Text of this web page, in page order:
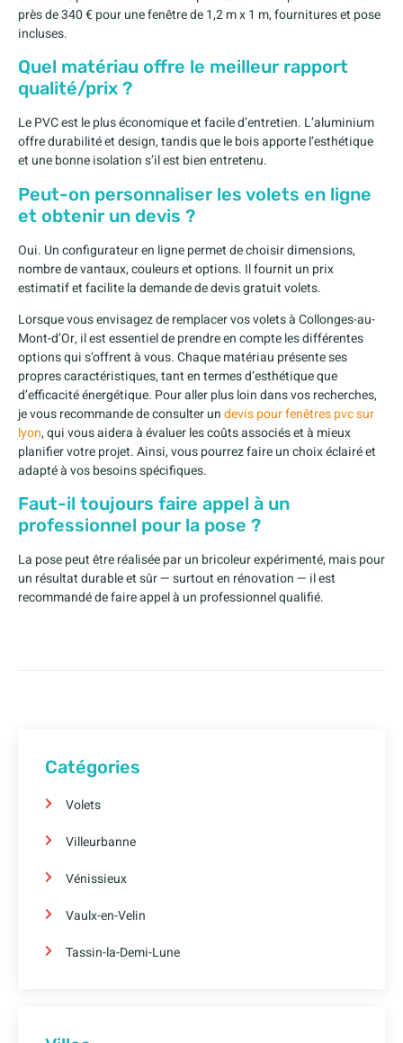
près de 340 € pour une fenêtre de 1,2 m x 1 m, fournitures et pose
incluses.
Quel matériau offre le meilleur rapport
qualité/prix ?
Le PVC est le plus économique et facile d’entretien. L’aluminium
offre durabilité et design, tandis que le bois apporte l’esthétique
et une bonne isolation s’il est bien entretenu.
Peut-on personnaliser les volets en ligne
et obtenir un devis ?
Oui. Un configurateur en ligne permet de choisir dimensions,
nombre de vantaux, couleurs et options. Il fournit un prix
estimatif et facilite la demande de devis gratuit volets.
Lorsque vous envisagez de remplacer vos volets à Collonges-au-
Mont-d’Or, il est essentiel de prendre en compte les différentes
options qui s’offrent à vous. Chaque matériau présente ses
propres caractéristiques, tant en termes d’esthétique que
d’efficacité énergétique. Pour aller plus loin dans vos recherches,
je vous recommande de consulter undevis pour fenêtres pvc sur
lyon, qui vous aidera à évaluer les coûts associés et à mieux
planifier votre projet. Ainsi, vous pourrez faire un choix éclairé et
adapté à vos besoins spécifiques.
Faut-il toujours faire appel à un
professionnel pour la pose ?
La pose peut être réalisée par un bricoleur expérimenté, mais pour
un résultat durable et sûr — surtout en rénovation — il est
recommandé de faire appel à un professionnel qualifié.
Catégories
Volets
Villeurbanne
Vénissieux
Vaulx-en-Velin
Tassin-la-Demi-Lune